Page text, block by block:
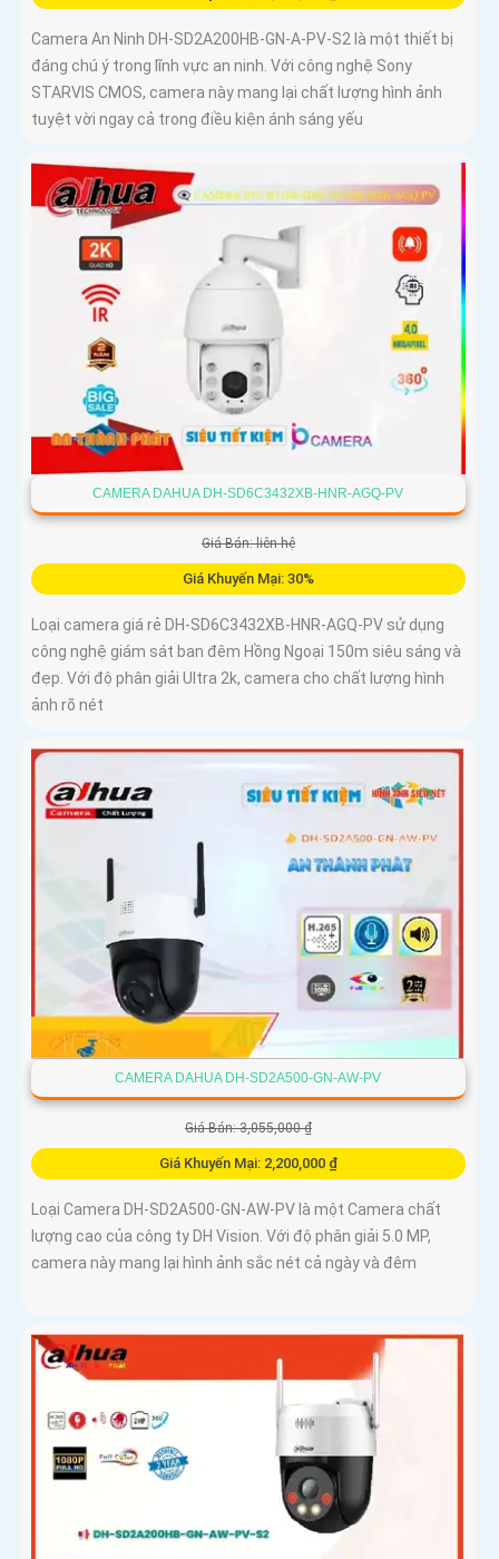
Camera An Ninh DH-SD2A200HB-GN-A-PV-S2 là một thiết bị
đáng chú ý trong lĩnh vực an ninh. Với công nghệ Sony
STARVIS CMOS, camera này mang lại chất lượng hình ảnh
tuyệt vời ngay cả trong điều kiện ánh sáng yếu
CAMERA DAHUA DH-SD6C3432XB-HNR-AGQ-PV
Giá Bán: liên hệ
Giá Khuyến Mại: 30%
Loại camera giá rẻ DH-SD6C3432XB-HNR-AGQ-PV sử dụng
công nghệ giám sát ban đêm Hồng Ngoại 150m siêu sáng và
đẹp. Với độ phân giải Ultra 2k, camera cho chất lượng hình
ảnh rõ nét
CAMERA DAHUA DH-SD2A500-GN-AW-PV
Giá Bán: 3,055,000 ₫
Giá Khuyến Mại: 2,200,000 ₫
Loại Camera DH-SD2A500-GN-AW-PV là một Camera chất
lượng cao của công ty DH Vision. Với độ phân giải 5.0 MP,
camera này mang lại hình ảnh sắc nét cả ngày và đêm